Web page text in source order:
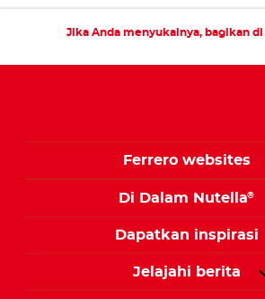
Jika Anda menyukainya, bagikan di
Ferrero websites
Di Dalam Nutella®
Dapatkan inspirasi
Jelajahi berita